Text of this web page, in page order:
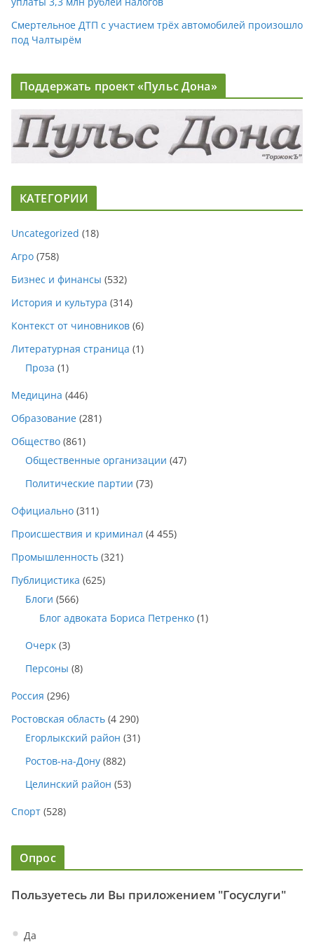
Смертельное ДТП с участием трёх автомобилей произошло
под Чалтырём
Поддержать проект «Пульс Дона»
КАТЕГОРИИ
Uncategorized (18)
Агро (758)
Бизнес и финансы (532)
История и культура (314)
Контекст от чиновников (6)
Литературная страница (1)
Проза (1)
Медицина (446)
Образование (281)
Общество (861)
Общественные организации (47)
Политические партии (73)
Официально (311)
Происшествия и криминал (4 455)
Промышленность (321)
Публицистика (625)
Блоги (566)
Блог адвоката Бориса Петренко (1)
Очерк (3)
Персоны (8)
Россия (296)
Ростовская область (4 290)
Егорлыкский район (31)
Ростов-на-Дону (882)
Целинский район (53)
Спорт (528)
Опрос
Пользуетесь ли Вы приложением "Госуслуги"
Да